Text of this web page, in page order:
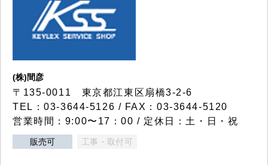
(株)間彦
〒135-0011 東京都江東区扇橋3-2-6
TEL：03-3644-5126 / FAX：03-3644-5120
営業時間：9:00〜17：00 / 定休日：土・日・祝
販売可 工事・取付可